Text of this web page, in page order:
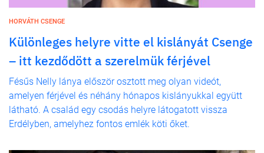
HORVÁTH CSENGE
Különleges helyre vitte el kislányát Csenge
– itt kezdődött a szerelmük férjével
Fésűs Nelly lánya először osztott meg olyan videót,
amelyen férjével és néhány hónapos kislányukkal együtt
látható. A család egy csodás helyre látogatott vissza
Erdélyben, amelyhez fontos emlék köti őket.